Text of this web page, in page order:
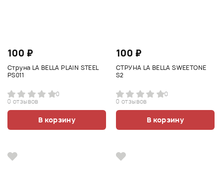
100 ₽
Струна LA BELLA PLAIN STEEL
PS011
0
0 отзывов
В корзину
100 ₽
СТРУНА LA BELLA SWEETONE
S2
0
0 отзывов
В корзину